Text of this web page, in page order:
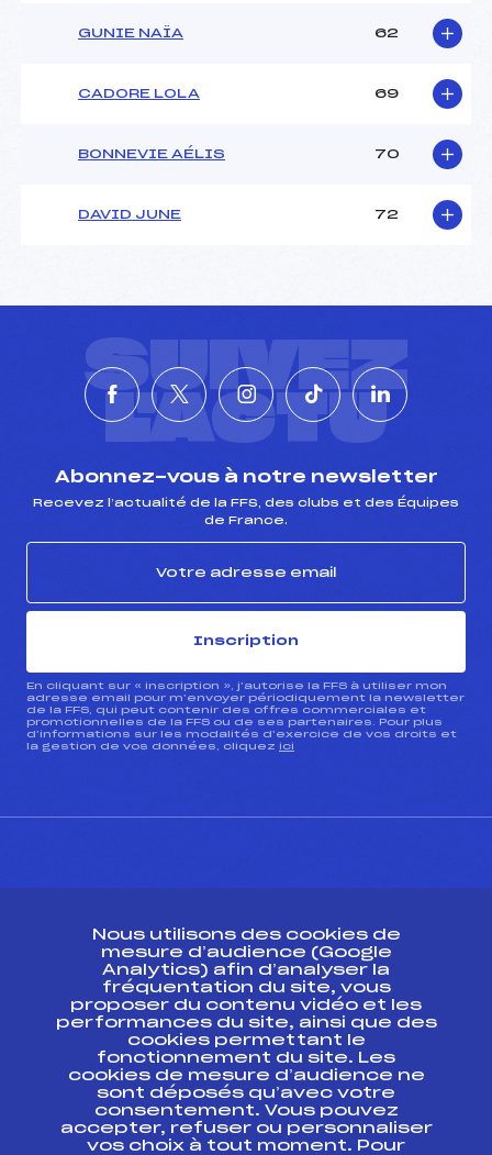
GUNIE NAÏA 62
CADORE LOLA 69
BONNEVIE AÉLIS 70
DAVID JUNE 72
SUIVEZ
L'ACTU
Abonnez-vous à notre newsletter
Recevez l’actualité de la FFS, des clubs et des Équipes
de France.
Inscription
En cliquant sur « inscription », j’autorise la FFS à utiliser mon
adresse email pour m’envoyer périodiquement la newsletter
de la FFS, qui peut contenir des offres commerciales et
promotionnelles de la FFS ou de ses partenaires. Pour plus
d’informations sur les modalités d’exercice de vos droits et
la gestion de vos données, cliquez ici
Ressources
Pass’Neige
Projet sportif fédéral
Projet de performance fédéral
Antidopage
Pôle Développement, Formation, Suivi
Scientifique
Nous utilisons des cookies de
mesure d’audience (Google
Analytics) afin d’analyser la
fréquentation du site, vous
proposer du contenu vidéo et les
performances du site, ainsi que des
cookies permettant le
fonctionnement du site. Les
cookies de mesure d’audience ne
sont déposés qu’avec votre
consentement. Vous pouvez
accepter, refuser ou personnaliser
vos choix à tout moment. Pour